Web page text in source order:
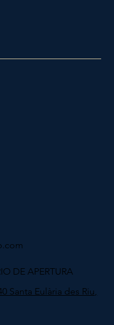
DE APERTURA
Santa Eulària des Riu,